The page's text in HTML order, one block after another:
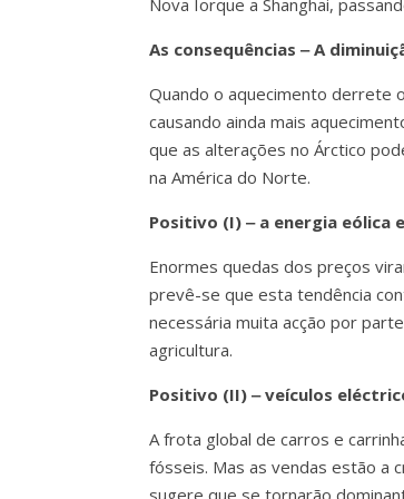
Nova Iorque a Shanghai,
As consequências ‒ A
Quando o aquecimento derrete
causando ainda mais
que as alterações no Árctico
na América do Norte.
Positivo (I) ‒ a energia eólica
Enormes quedas dos preços
prevê-se que esta tendência
necessária muita acção por
agricultura.
Positivo (II) ‒ veículos
A frota global de carros e
fósseis. Mas as vendas estão a
sugere que se tornarão